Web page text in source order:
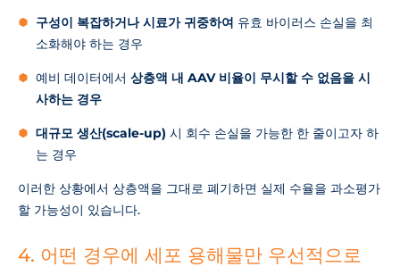
구성이 복잡하거나 시료가 귀중하여 유효 바이러스 손실을 최
소화해야 하는 경우
예비 데이터에서 상층액 내 AAV 비율이 무시할 수 없음을 시
사하는 경우
대규모 생산(scale-up) 시 회수 손실을 가능한 한 줄이고자 하
는 경우
이러한 상황에서 상층액을 그대로 폐기하면 실제 수율을 과소평가
할 가능성이 있습니다.
4. 어떤 경우에 세포 용해물만 우선적으로